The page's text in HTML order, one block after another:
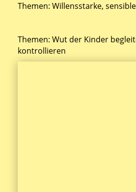
Themen: Willensstarke,
Themen: Wut der Kinder
kontrollieren